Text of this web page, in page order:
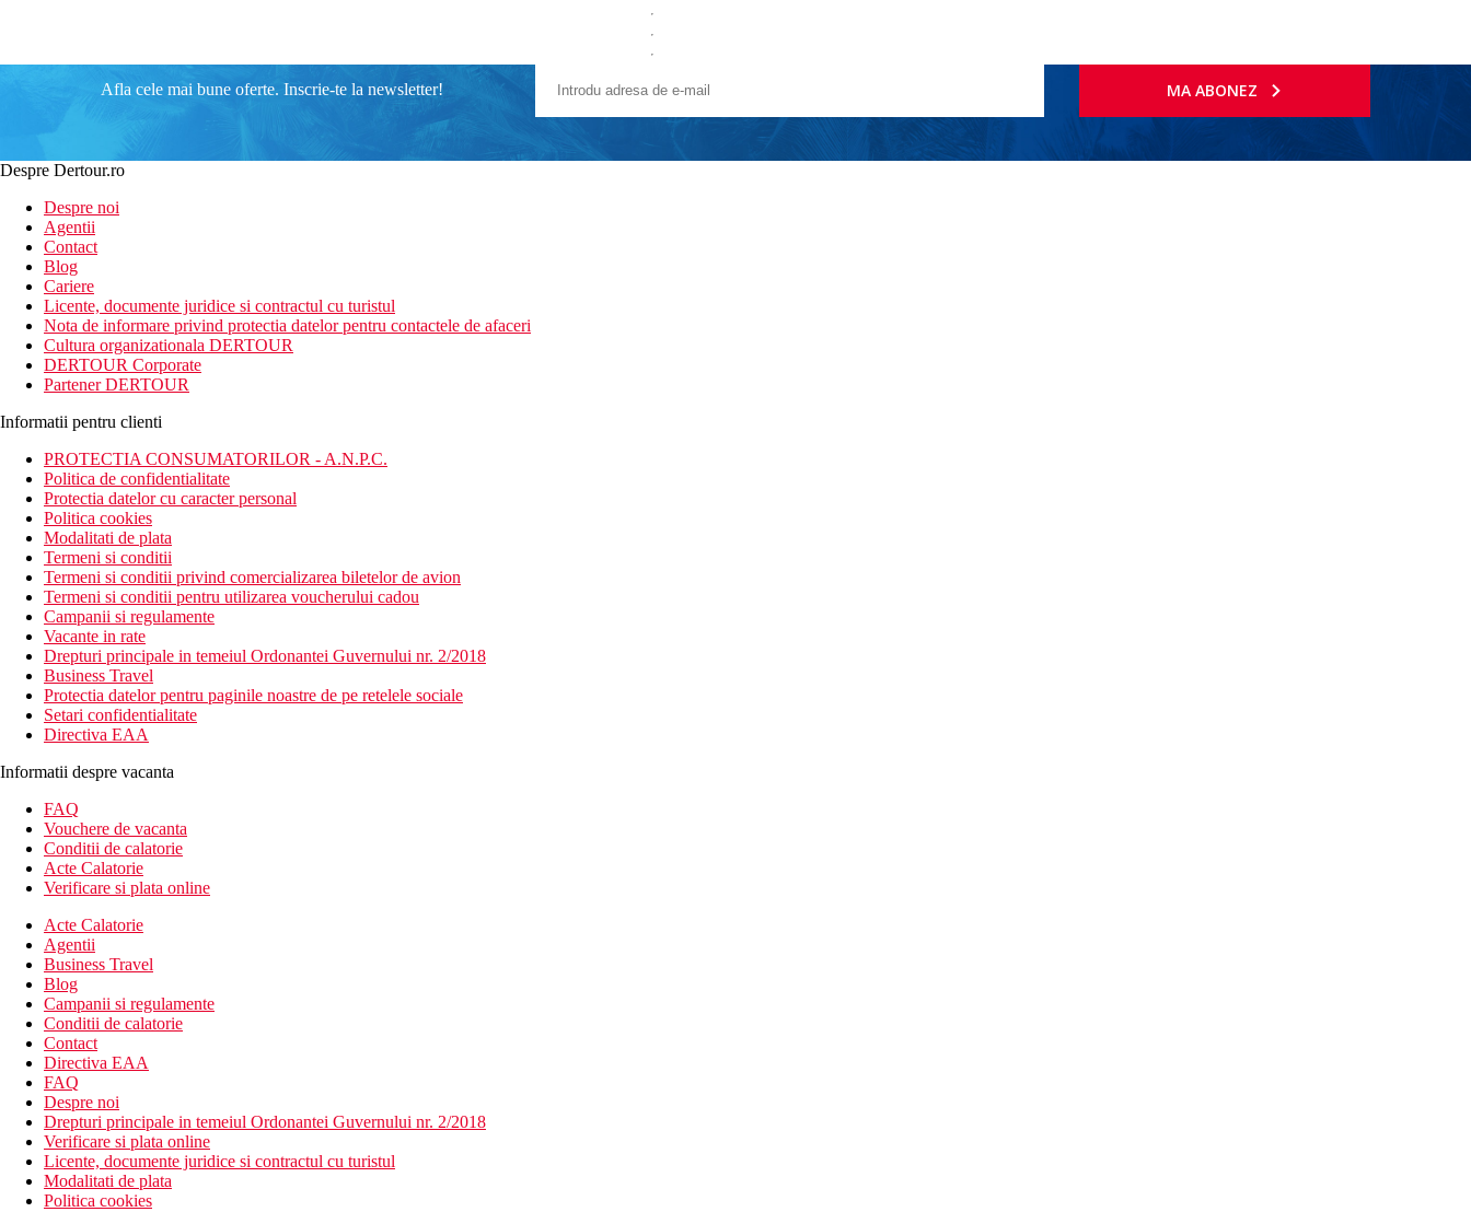
Afla cele mai bune oferte. Inscrie-te la newsletter! MA ABONEZ
Despre Dertour.ro
Despre noi
Agentii
Contact
Blog
Cariere
Licente, documente juridice si contractul cu turistul
Nota de informare privind protectia datelor pentru contactele de afaceri
Cultura organizationala DERTOUR
DERTOUR Corporate
Partener DERTOUR
Informatii pentru clienti
PROTECTIA CONSUMATORILOR - A.N.P.C.
Politica de confidentialitate
Protectia datelor cu caracter personal
Politica cookies
Modalitati de plata
Termeni si conditii
Termeni si conditii privind comercializarea biletelor de avion
Termeni si conditii pentru utilizarea voucherului cadou
Campanii si regulamente
Vacante in rate
Drepturi principale in temeiul Ordonantei Guvernului nr. 2/2018
Business Travel
Protectia datelor pentru paginile noastre de pe retelele sociale
Setari confidentialitate
Directiva EAA
Informatii despre vacanta
FAQ
Vouchere de vacanta
Conditii de calatorie
Acte Calatorie
Verificare si plata online
Acte Calatorie
Agentii
Business Travel
Blog
Campanii si regulamente
Conditii de calatorie
Contact
Directiva EAA
FAQ
Despre noi
Drepturi principale in temeiul Ordonantei Guvernului nr. 2/2018
Verificare si plata online
Licente, documente juridice si contractul cu turistul
Modalitati de plata
Politica cookies